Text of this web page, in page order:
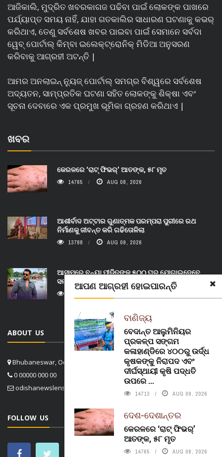
ଆପଣ ଆଗ୍ରହୀ ହୋଇପାରନ୍ତି
ବାଣିଜ୍ୟ
ବେଦାନ୍ତ ଆଲୁମିନିୟର
ପ୍ରକଳ୍ପ ସଙ୍ଗମ
କଳାହାଣ୍ଡିରେ ୪୦୦ରୁ ଉର୍ଦ୍ଧ
କୃଷକଙ୍କୁ ନିରାପଦ ଏବଂ
ଦୀର୍ଘସ୍ଥାୟୀ କୃଷି ପଦ୍ଧତି
ଉପରେ ...
14713 AUG 09, 2026
ଦେଶ-ଦେଶାନ୍ତର
କେରଳରେ ‘ରାଟ୍ ଫିଭର୍’
ଆତଙ୍କ, ୫୮ ମୃତ
14765 AUG 08, 2026
ଆଜିକାଲି, ମୁଦ୍ରିତ ଖବରକାଗଜ ପଢିବା ପାଇଁ ଲୋକଙ୍କ ପାଖରେ
ପର୍ଯ୍ୟାପ୍ତ ସମୟ ନାହିଁ, ଯାହା ଗତକାଲିର ସାଧାରଣ ଘଟଣାକୁ କଭର୍
କରିଥାଏ, ତେଣୁ ସର୍ବଶେଷ ଖବର ପାଇବା ପାଇଁ ସେମାନେ ସର୍ବଦା
ୱେବ୍ ପୋର୍ଟାଲ୍ କିମ୍ବା ଇଲେକ୍ଟ୍ରୋନିକ୍ ମିଡିଆ ଅନୁସରଣ
କରିବାକୁ ଆଗ୍ରହୀ ଅଟନ୍ତି |
ଆମର ଅନଲାଇନ୍ ନ୍ୟୁଜ୍ ପୋର୍ଟାଲ୍ ସମଗ୍ର ବିଶ୍ୱରେ ସର୍ବଶେଷ
ଅଦ୍ୟତନ, ସାମ୍ପ୍ରତିକ ଘଟଣା ସହିତ ଲୋକଙ୍କୁ ଶିକ୍ଷା ଏବଂ
ସୂଚନା ଦେବାରେ ଏକ ପ୍ରମୁଖ ଭୂମିକା ଗ୍ରହଣ କରିଥାଏ |
ଖବର
କେରଳରେ ‘ରାଟ୍ ଫିଭର୍’ ଆତଙ୍କ, ୫୮ ମୃତ
14765 AUG 08, 2026
ଆଶୀର୍ବାଦ ଅଟ୍ଟାର ଗୁଣାତ୍ମକ ପରମ୍ପରା ପୁରୀରେ ରଥ
ନିର୍ମାଣକୁ ଜୀବନ୍ତ କରି ଗଢିତୋଳିଲା
13788 AUG 09, 2026
ଆସାମରେ ବନ୍ୟା ପୀଡ଼ିତଙ୍କୁ ୫୦୦ ଘର ଯୋଗାଇଦେବେ
ସଲମାନ
AUG 09, 2026
ABOUT US
Bhubaneswar, Odisha, India
0 00000 000 00
odishanewslens@gmail.com
FOLLOW US